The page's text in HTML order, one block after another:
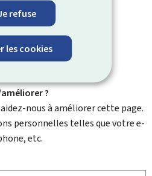
refuse
les cookies
page ?
?
nous à améliorer cette page.
personnelles telles que votre e-
etc.